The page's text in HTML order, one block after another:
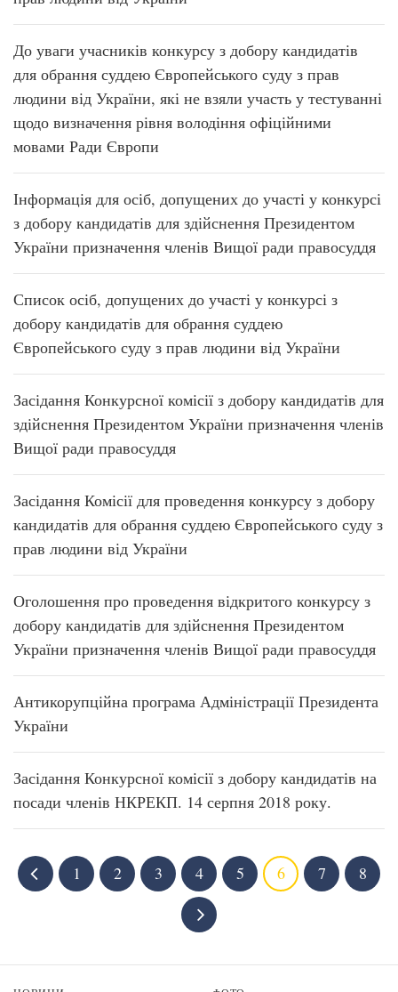
До уваги учасників конкурсу з добору кандидатів
для обрання суддею Європейського суду з прав
людини від України, які не взяли участь у тестуванні
щодо визначення рівня володіння офіційними
мовами Ради Європи
Інформація для осіб, допущених до участі у конкурсі
з добору кандидатів для здійснення Президентом
України призначення членів Вищої ради правосуддя
Список осіб, допущених до участі у конкурсі з
добору кандидатів для обрання суддею
Європейського суду з прав людини від України
Засідання Конкурсної комісії з добору кандидатів для
здійснення Президентом України призначення членів
Вищої ради правосуддя
Засідання Комісії для проведення конкурсу з добору
кандидатів для обрання суддею Європейського суду з
прав людини від України
Оголошення про проведення відкритого конкурсу з
добору кандидатів для здійснення Президентом
України призначення членів Вищої ради правосуддя
Антикорупційна програма Адміністрації Президента
України
Засідання Конкурсної комісії з добору кандидатів на
посади членів НКРЕКП. 14 серпня 2018 року.
1 2 3 4 5 6 7 8